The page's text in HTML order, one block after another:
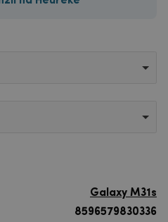
Galaxy M31s
8596579830336